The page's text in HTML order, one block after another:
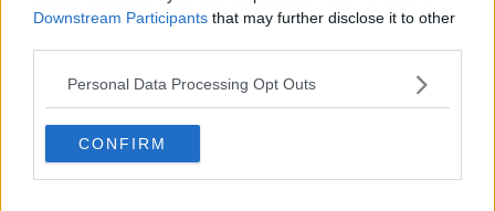
Downstream Participants that may further disclose it to other
Personal Data Processing Opt Outs
CONFIRM
d’Italia, 13. Etappe –
Bettiols
gescheiterte Strategie
von FDJ und Peloton
auf Energiesparkurs?
nach einer Giro
d’Italia-Enttäuschung
Tour de France an